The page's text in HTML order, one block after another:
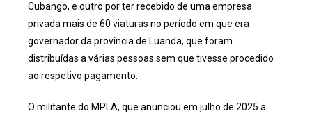
Cubango, e outro por ter recebido de uma empresa
privada mais de 60 viaturas no período em que era
governador da província de Luanda, que foram
distribuídas a várias pessoas sem que tivesse procedido
ao respetivo pagamento.
O militante do MPLA, que anunciou em julho de 2025 a